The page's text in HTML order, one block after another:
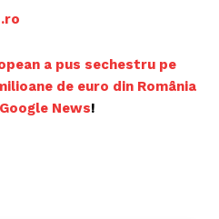
a pus sechestru pe
de euro din România
News!